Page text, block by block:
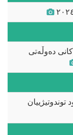
دەوڵەتی
توندوتیژییان